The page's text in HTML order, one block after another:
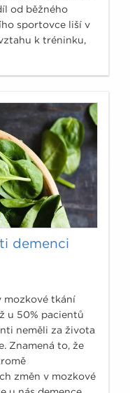
od běžného
sportovce liší v
k tréninku,
demenci
mozkové tkání
u 50% pacientů
neměli za života
Znamená to, že
změn v mozkové